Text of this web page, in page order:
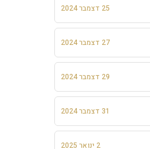
25 דצמבר 2024
27 דצמבר 2024
29 דצמבר 2024
31 דצמבר 2024
2 ינואר 2025